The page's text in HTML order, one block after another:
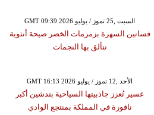
GMT 09:39 2026 السبت ,25 تموز / يوليو
فساتين السهرة بزمزمات الخصر صيحة أنثوية
تتألق بها النجمات
GMT 16:13 2026 الأحد ,12 تموز / يوليو
عسير تُعزز جاذبيتها السياحية بتدشين أكبر
نافورة في المملكة بمنتجع الوادي